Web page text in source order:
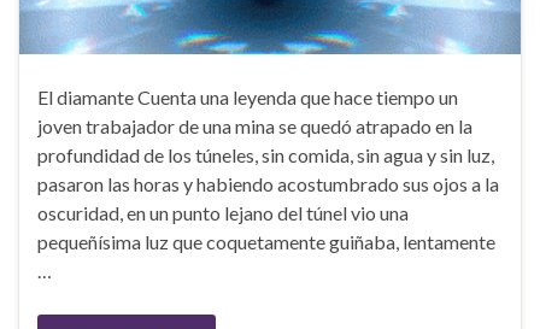
El diamante Cuenta una leyenda que hace tiempo un
joven trabajador de una mina se quedó atrapado en la
profundidad de los túneles, sin comida, sin agua y sin luz,
pasaron las horas y habiendo acostumbrado sus ojos a la
oscuridad, en un punto lejano del túnel vio una
pequeñísima luz que coquetamente guiñaba, lentamente
…